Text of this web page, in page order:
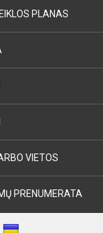
PLANAS
VIETOS
PRENUMERATA